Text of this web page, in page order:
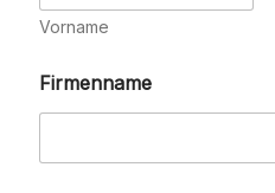
Vorname
Firmenname